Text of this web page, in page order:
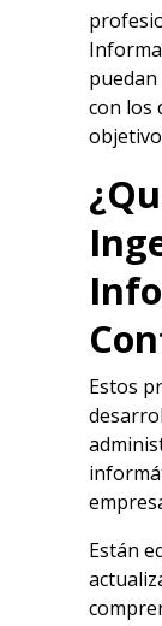
con los
Estos
Están